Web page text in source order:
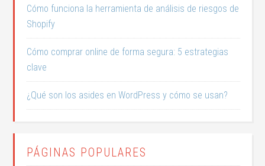
Cómo funciona la herramienta de análisis de riesgos de
Shopify
Cómo comprar online de forma segura: 5 estrategias
clave
¿Qué son los asides en WordPress y cómo se usan?
PÁGINAS POPULARES